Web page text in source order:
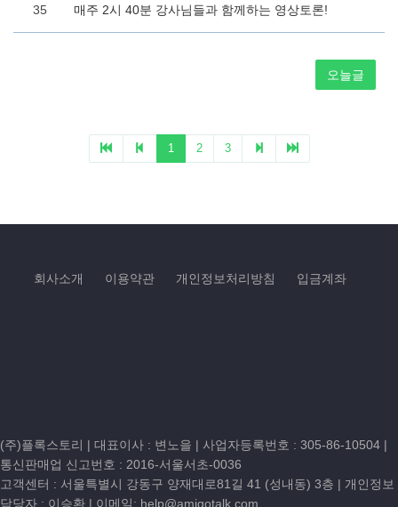
회사소개 이용약관 개인정보처리방침 입금계좌
(주)플록스토리 | 대표이사 : 변노을 | 사업자등록번호 : 305-86-10504 |
통신판매업 신고번호 : 2016-서울서초-0036
고객센터 : 서울특별시 강동구 양재대로81길 41 (성내동) 3층 | 개인정보
담당자 : 이승환 | 이메일: help@amigotalk.com